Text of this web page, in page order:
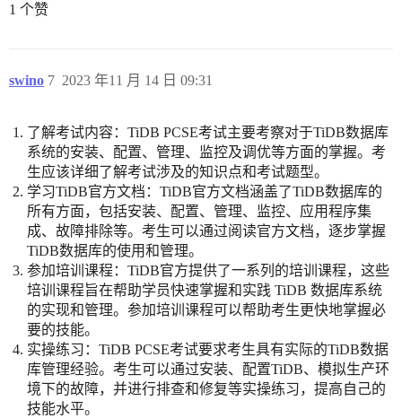
1 个赞
swino 2023 年11 月 14 日 09:31
7
了解考试内容：TiDB PCSE考试主要考察对于TiDB数据库
系统的安装、配置、管理、监控及调优等方面的掌握。考
生应该详细了解考试涉及的知识点和考试题型。
学习TiDB官方文档：TiDB官方文档涵盖了TiDB数据库的
所有方面，包括安装、配置、管理、监控、应用程序集
成、故障排除等。考生可以通过阅读官方文档，逐步掌握
TiDB数据库的使用和管理。
参加培训课程：TiDB官方提供了一系列的培训课程，这些
培训课程旨在帮助学员快速掌握和实践 TiDB 数据库系统
的实现和管理。参加培训课程可以帮助考生更快地掌握必
要的技能。
实操练习：TiDB PCSE考试要求考生具有实际的TiDB数据
库管理经验。考生可以通过安装、配置TiDB、模拟生产环
境下的故障，并进行排查和修复等实操练习，提高自己的
技能水平。